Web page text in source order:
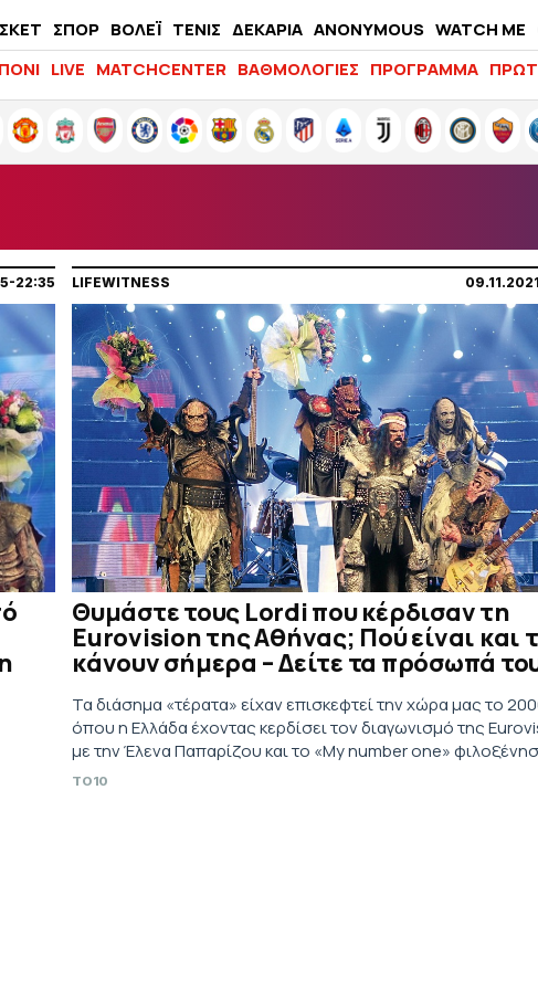
ΣΠΟΡ ΒΟΛΕΪ ΤΕΝΙΣ ΔΕΚΑΡΙΑ ANONYMOUS WATCH ME
LIFEWITNESS
LIVE MATCHCENTER ΒΑΘΜΟΛΟΓΙΕΣ ΠΡΟΓΡΑΜΜΑ
22:35 LIFEWITNESS
Θυμάστε τους Lordi που κέρδισαν τη
Eurovision της Αθήνας; Πού είναι και
κάνουν σήμερα – Δείτε τα πρόσωπά
Τα διάσημα «τέρατα» είχαν επισκεφτεί την χώρα μας το
όπου η Ελλάδα έχοντας κερδίσει τον διαγωνισμό της
με την Έλενα Παπαρίζου και το «My number one»
τον διαγωνισμό
TO10